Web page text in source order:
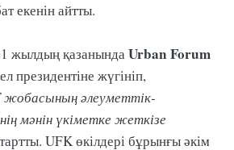
екенін айтты.
жылдың қазанындаUrban Forum
ел президентіне жүгініп,
жобасының әлеуметтік-
мәнін үкіметке жеткізе
UFK өкілдері бұрынғы әкім